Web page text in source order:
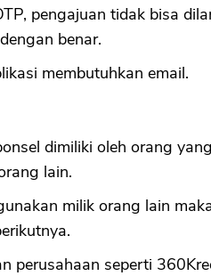
pengajuan tidak bisa
benar.
membutuhkan email.
dimiliki oleh orang
lain.
milik orang lain
perusahaan seperti